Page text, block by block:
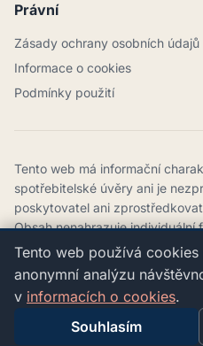
Právní
Zásady ochrany osobních údajů
Informace o cookies
Podmínky použití
Tento web má informační
spotřebitelské úvěry ani je
poskytovatel ani
Obsah nenahrazuje
©2026 SIALINI, spol. s r.o.
Komenského 3143/32, 747 21
IČO: 27807959 · DIČ:
Tento web používá
anonymní analýzu
v informacích o cookies.
Souhlasím